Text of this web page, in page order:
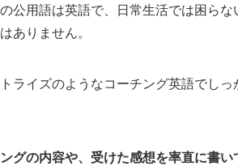
公用語は英語で、日常生活では困ら
ありません。
ライズのようなコーチング英語でし
グの内容や、受けた感想を率直に書い